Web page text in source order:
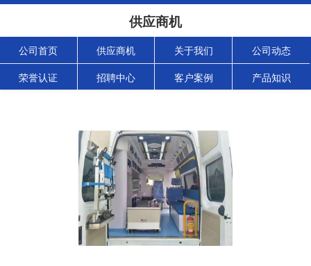
供应商机
公司首页 供应商机 关于我们 公司动态
荣誉认证 招聘中心 客户案例 产品知识